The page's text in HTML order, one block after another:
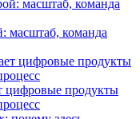
масштаб, команда
цифровые продукты